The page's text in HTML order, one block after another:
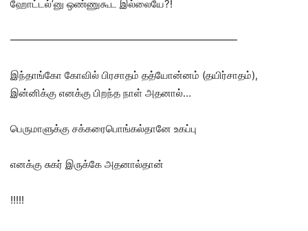
ஹோட்டல்’னு ஒண்ணுகூட இல்லையே?!
——————————————————————
இந்தாங்கோ கோவில் பிரசாதம் தத்யோன்னம் (தயிர்சாதம்),
இன்னிக்கு எனக்கு பிறந்த நாள் அதனால்…
பெருமாளுக்கு சக்கரைபொங்கல்தானே உகப்பு
எனக்கு சுகர் இருக்கே அதனால்தான்
!!!!!